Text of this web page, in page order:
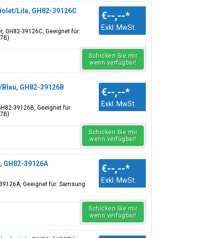
Lila, GH82-39126C
GH82-39126C, Geeignet für:
€--,--*
Exkl. MwSt.
Schicken Sie mir
wenn verfügbar!
GH82-39126B
39126B, Geeignet für:
€--,--*
Exkl. MwSt.
Schicken Sie mir
wenn verfügbar!
GH82-39126A
Geeignet für: Samsung
€--,--*
Exkl. MwSt.
Schicken Sie mir
wenn verfügbar!